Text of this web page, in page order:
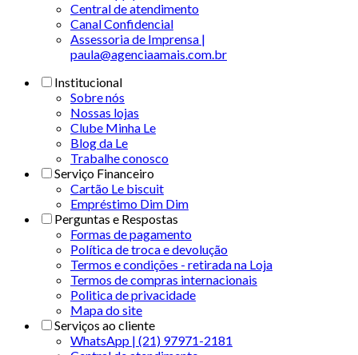
Central de atendimento
Canal Confidencial
Assessoria de Imprensa |
paula@agenciaamais.com.br
Institucional
Sobre nós
Nossas lojas
Clube Minha Le
Blog da Le
Trabalhe conosco
Serviço Financeiro
Cartão Le biscuit
Empréstimo Dim Dim
Perguntas e Respostas
Formas de pagamento
Política de troca e devolução
Termos e condições - retirada na Loja
Termos de compras internacionais
Politica de privacidade
Mapa do site
Serviços ao cliente
WhatsApp | (21) 97971-2181